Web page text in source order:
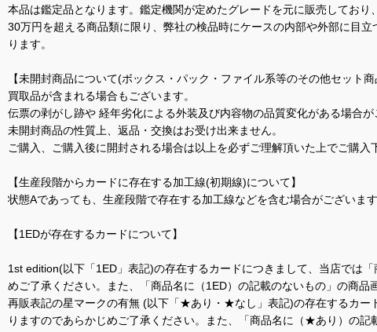
本品は鑑定品となります。鑑定機関が定めたグレードを元に販売してお
30万円を超える商品類に限り、弊社の検品時にケースの内部や外部に目
ります。
【未開封商品について(ボックス・パック・ファイル系等のその他セット商
買取品が含まれる場合もございます。
伝票の剥がし跡や 経年劣化による外装及び内容物の品質変化がある場合が
未開封商品の性質上、返品・交換はお受け出来ません。
ご購入、ご購入後に開封される場合は以上を必ずご理解頂いた上でご購入
【生産段階からカードに存在する加工線(初期線)について】
状態Aであっても、生産段階で存在する加工線などを含む場合がございま
【1EDが存在するカードについて】
1st edition(以下「1ED」表記)の存在するカードにつきまして、当店では
めご了承ください。また、「商品名に（1ED）の記載のないもの」の商
再販表記の星マークの有無 (以下「★あり・★なし」表記)の存在するカ
りますのであらかじめご了承ください。また、「商品名に（★あり）の